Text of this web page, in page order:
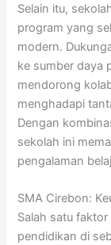
Selain itu,
program yang
modern.
ke sumber daya
mendorong
menghadapi
Dengan
sekolah ini
pengalaman
SMA Cirebon:
Salah satu
pendidikan di